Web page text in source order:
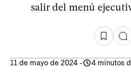
salir del menú
11 de mayo de 2024 - 4 minutos